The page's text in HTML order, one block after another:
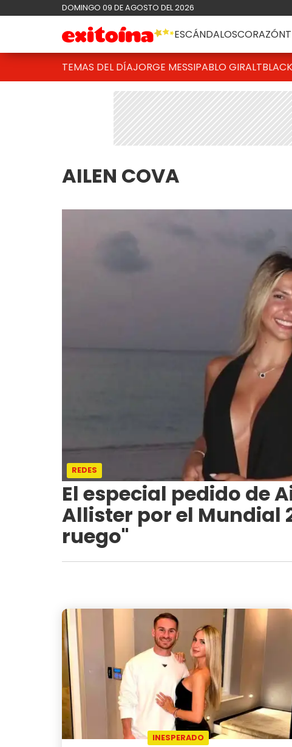
DOMINGO 09 DE AGOSTO DEL 2026
ESCÁNDALOSCORAZÓN
TEMAS DEL DÍAJORGE MESSIPABLO GIRALT
AILEN COVA
REDES
El especial pedido de
Allister por el Mundial
ruego"
INESPERADO